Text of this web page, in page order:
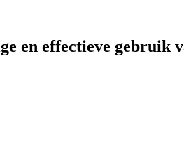
en effectieve gebruik